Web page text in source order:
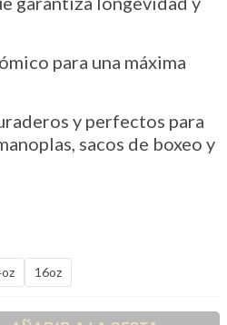
para una máxima
y perfectos para
sacos de boxeo y
16oz